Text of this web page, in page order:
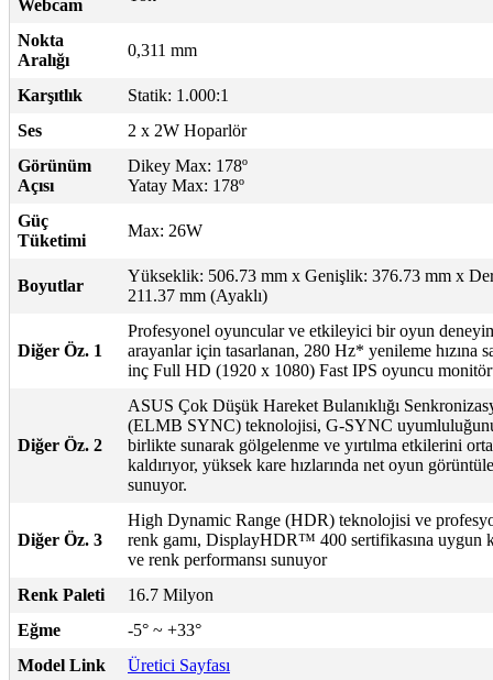
Webcam
Nokta
Aralığı
0,311 mm
Karşıtlık
Statik: 1.000:1
Ses
2 x 2W Hoparlör
Görünüm
Açısı
Dikey Max: 178º
Yatay Max: 178º
Güç
Tüketimi
Max: 26W
Boyutlar
Yükseklik: 506.73 mm x Genişlik: 376.73 mm x
211.37 mm (Ayaklı)
Diğer Öz. 1
Profesyonel oyuncular ve etkileyici bir oyun
arayanlar için tasarlanan, 280 Hz* yenileme hızına
inç Full HD (1920 x 1080) Fast IPS oyuncu
Diğer Öz. 2
ASUS Çok Düşük Hareket Bulanıklığı
(ELMB SYNC) teknolojisi, G-SYNC
birlikte sunarak gölgelenme ve yırtılma etkilerini
kaldırıyor, yüksek kare hızlarında net oyun
sunuyor.
Diğer Öz. 3
High Dynamic Range (HDR) teknolojisi ve
renk gamı, DisplayHDR™ 400 sertifikasına uygun
ve renk performansı sunuyor
Renk Paleti
16.7 Milyon
Eğme
-5° ~ +33°
Model Link
Üretici Sayfası